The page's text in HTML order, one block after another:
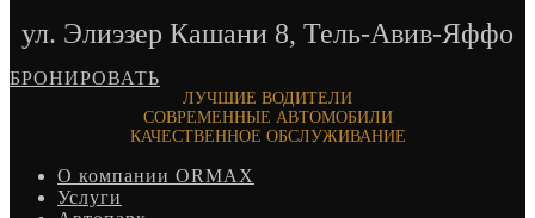
ул. Элиэзер Кашани 8, Тель-Авив-Яффо
БРОНИРОВАТЬ
ЛУЧШИЕ ВОДИТЕЛИ
СОВРЕМЕННЫЕ АВТОМОБИЛИ
КАЧЕСТВЕННОЕ ОБСЛУЖИВАНИЕ
О компании ORMAX
Услуги